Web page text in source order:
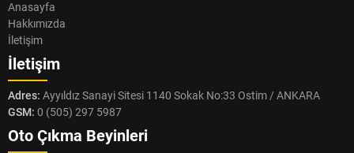
Anasayfa
Hakkımızda
İletişim
İletişim
Adres: Ayyıldız Sanayi Sitesi 1140 Sokak No:33 Ostim / ANKARA
GSM: 0 (505) 297 5987
Oto Çıkma Beyinleri